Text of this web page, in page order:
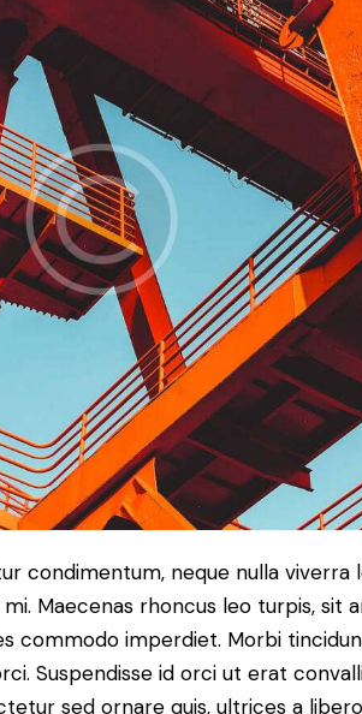
condimentum, neque nulla viverra
Maecenas rhoncus leo turpis, sit
commodo imperdiet. Morbi
Suspendisse id orci ut erat
sed ornare quis, ultrices a